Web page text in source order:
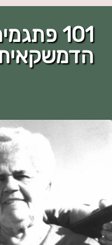
101